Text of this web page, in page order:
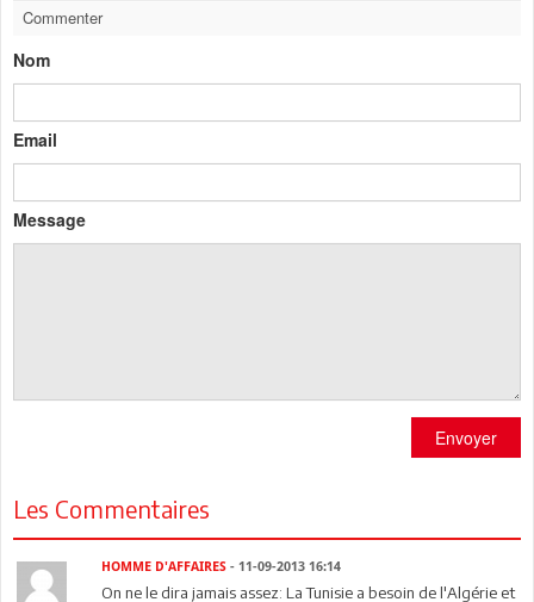
Commenter
Nom
Email
Message
Envoyer
Les Commentaires
HOMME D'AFFAIRES - 11-09-2013 16:14
On ne le dira jamais assez: La Tunisie a besoin de l'Algérie et